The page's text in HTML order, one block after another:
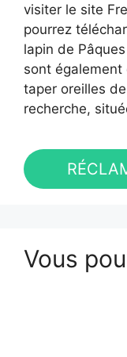
visiter le site
pourrez
lapin de
sont
taper oreilles
recherche,
Vous